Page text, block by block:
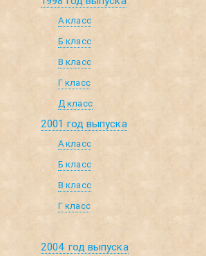
А класс
Б класс
В класс
Г класс
Д класс
2001 год выпуска
А класс
Б класс
В класс
Г класс
2004 год выпуска